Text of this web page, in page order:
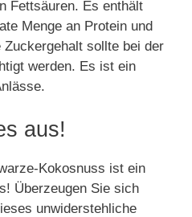
Fettsäuren. Es enthält
Menge an Protein und
sollte bei der
werden. Es ist ein
aus!
Kokosnuss ist ein
Überzeugen Sie sich
unwiderstehliche